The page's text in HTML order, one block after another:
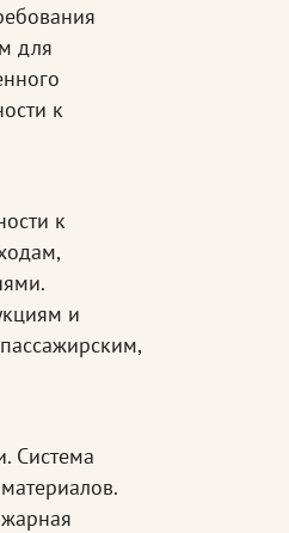
для
к
к
и
Система